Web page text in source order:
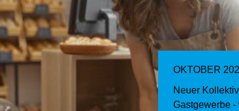
OKTOBER
Neuer
Gastgewerbe